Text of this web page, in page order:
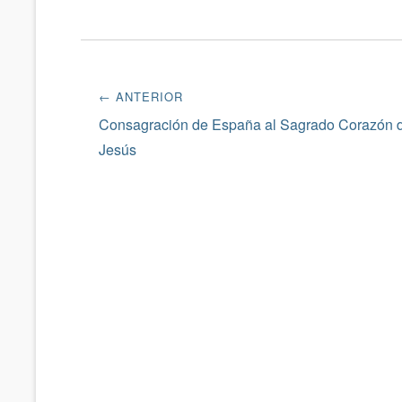
Navegación
de
entradas
← ANTERIOR
Entrada
anterior:
Consagración de España al Sagrado Corazón
Jesús